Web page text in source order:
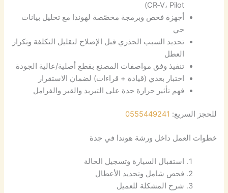
CR‑V، Pilot)
أجهزة فحص وبرمجة مخصّصة لهوندا مع تحليل بيانات
حي
تحديد السبب الجذري قبل الإصلاح لتقليل التكلفة وتكرار
العطل
تنفيذ وفق مواصفات المصنع بقطع أصلية/عالية الجودة
اختبار بعدي (قيادة + قراءات) لضمان الاستقرار
فهم تأثير حرارة جدة على التبريد والقير والفرامل
للحجز السريع: 0555449241
خطوات العمل داخل ورشة هوندا في جدة
استقبال السيارة وتسجيل الحالة
فحص شامل وتحديد الأعطال
شرح المشكلة للعميل